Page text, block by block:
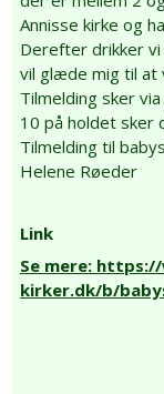
Annisse kirke og
Derefter drikker
vil glæde mig til at
Tilmelding sker
10 på holdet sker
Tilmelding til
Helene Røeder
Link
Se mere:
kirker.dk/b/